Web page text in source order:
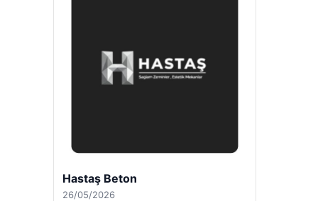
Enes Kaplan Avukatlık Bürosu
28/04/2026